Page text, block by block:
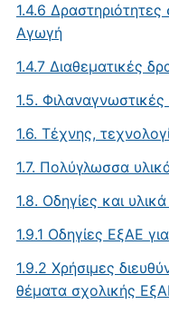
1.4.6 Δραστηριότητες
Αγωγή
1.4.7 Διαθεματικές
1.5. Φιλαναγνωστικές
1.6. Τέχνης,
1.7. Πολύγλωσσα
1.8. Oδηγίες και
1.9.1 Οδηγίες ΕξΑΕ
1.9.2 Χρήσιμες
θέματα σχολικής